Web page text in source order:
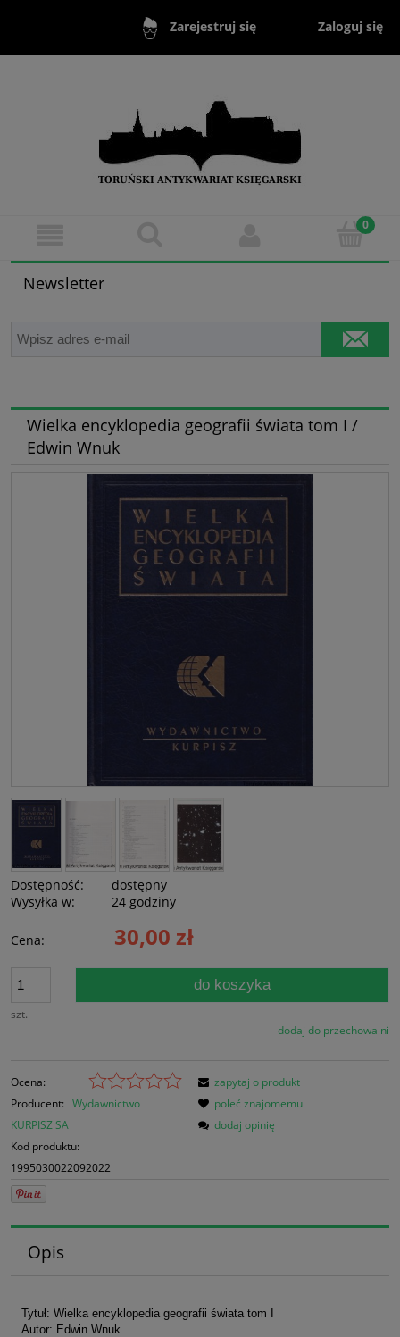
Zarejestruj się Zaloguj się
Newsletter
Wielka encyklopedia geografii świata tom I /
Edwin Wnuk
Dostępność:
dostępny
Wysyłka w:
24 godziny
Cena: 30,00 zł
szt.
do koszyka
dodaj do przechowalni
Ocena:
Producent: Wydawnictwo
KURPISZ SA
Kod produktu:
1995030022092022
zapytaj o produkt
poleć znajomemu
dodaj opinię
Opis
Tytuł: Wielka encyklopedia geografii świata tom I
Autor: Edwin Wnuk